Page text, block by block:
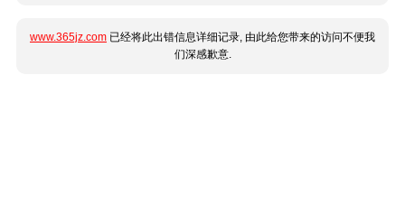
www.365jz.com 已经将此出错信息详细记录, 由此给您带来的访问不便我
们深感歉意.